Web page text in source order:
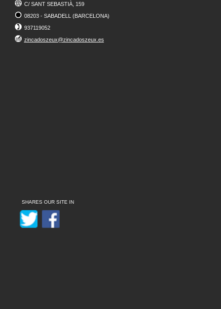
C/ SANT SEBASTIÀ, 159
08203 - SABADELL (BARCELONA)
937119052
zincadoszeux@zincadoszeux.es
SHARES OUR SITE IN